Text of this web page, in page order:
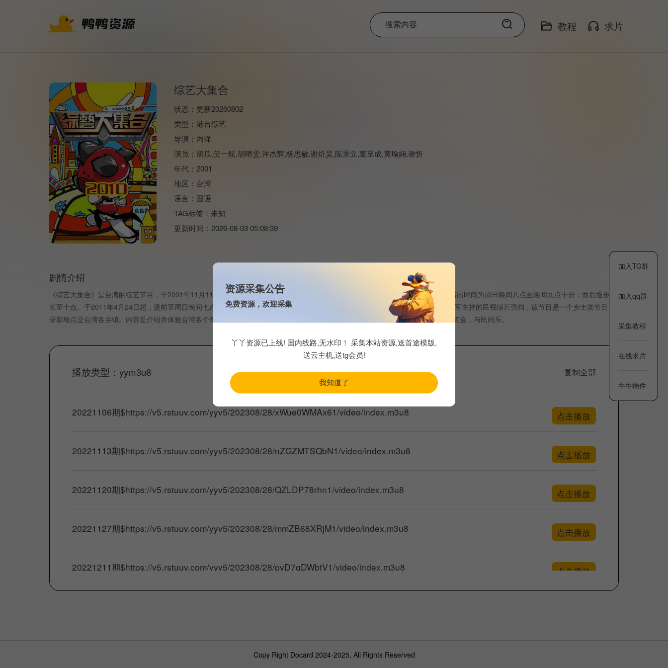
教程 求片
综艺大集合
状态： 更新20260802
类型： 港台综艺
导演： 内详
演员： 胡瓜,贺一航,胡晴雯,许杰辉,杨思敏,谢炘昊,陈秉立,董至成,黄瑜娴,谢忻
年代： 2001
地区： 台湾
语言： 国语
TAG标签： 未知
更新时间： 2026-08-03 05:08:39
剧情介绍
《综艺大集合》是台湾的综艺节目，于2001年11月11日在民视首播。主持人为胡瓜、董至成、浩角翔起、谢忻、小娴。开播之初，播出时间为周日晚间八点至晚间九点十分；而后逐步延
长至十点。于2011年4月24日起，提前至周日晚间七点三十分至九点四十分播出。 节目更换型态后，改成外景录影节目,由胡瓜领军主持的民视综艺强档，该节目是一个乡土类节目，
录影地点是台湾各乡镇。内容是介绍并体验台湾各个角落的人文、美食、特产等。主持群以及艺人来宾在节目里面跟群众玩游戏，送奖金，与民同乐。
播放类型： yym3u8 复制全部
点击播放
20221106期$https://v5.rstuuv.com/yyv5/202308/28/xWue0WMAx61/video/index.m3u8
点击播放
20221113期$https://v5.rstuuv.com/yyv5/202308/28/nZGZMTSQbN1/video/index.m3u8
点击播放
20221120期$https://v5.rstuuv.com/yyv5/202308/28/QZLDP78rhn1/video/index.m3u8
点击播放
20221127期$https://v5.rstuuv.com/yyv5/202308/28/mmZB68XRjM1/video/index.m3u8
点击播放
20221211期$https://v5.rstuuv.com/yyv5/202308/28/pyD7qDWbtV1/video/index.m3u8
20221225期$https://v5.rstuuv.com/yyv5/202308/28/NcnNLyFZMh1/video/index.m3u8
加入TG群
加入qq群
采集教程
在线求片
牛牛插件
资源采集公告
免费资源，欢迎采集
丫丫资源已上线! 国内线路,无水印！ 采集本站资源,送首途模版,
送云主机,送tg会员!
我知道了
Copy Right Docard 2024-2025, All Rights Reserved